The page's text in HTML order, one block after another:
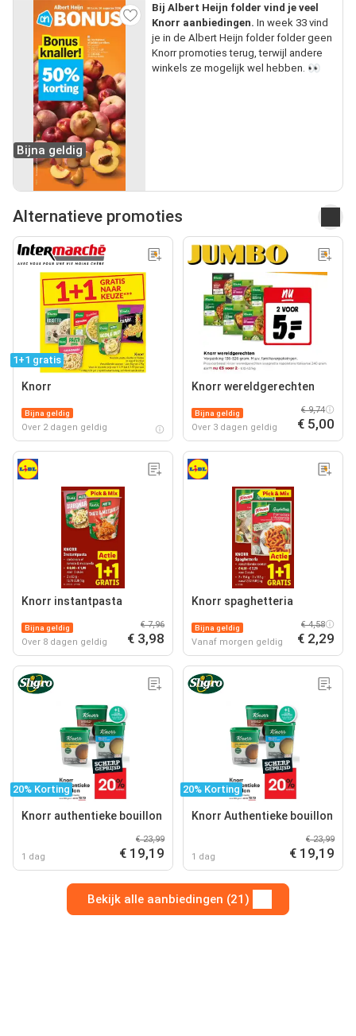
Bijna geldig
Bij Albert Heijn folder vind je veel
Knorr aanbiedingen. In week 33 vind
je in de Albert Heijn folder folder geen
Knorr promoties terug, terwijl andere
winkels ze mogelijk wel hebben. 👀
Alternatieve promoties
1+1 gratis
Knorr
Bijna geldig
Over 2 dagen geldig
Knorr wereldgerechten
Bijna geldig
Over 3 dagen geldig
€ 9,74
€ 5,00
Knorr instantpasta
Bijna geldig
Over 8 dagen geldig
€ 7,96
€ 3,98
Knorr spaghetteria
Bijna geldig
Vanaf morgen geldig
€ 4,58
€ 2,29
20% Korting
Knorr authentieke bouillon
1 dag
€ 23,99
€ 19,19
20% Korting
Knorr Authentieke bouillon
1 dag
€ 23,99
€ 19,19
Bekijk alle aanbiedingen (21)